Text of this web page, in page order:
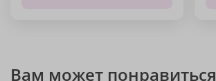
Вам может понравиться